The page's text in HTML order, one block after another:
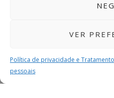
VER
Política de privacidade e
pessoais